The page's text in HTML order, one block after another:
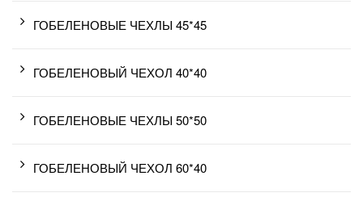
ГОБЕЛЕНОВЫЕ ЧЕХЛЫ 45*45
ГОБЕЛЕНОВЫЙ ЧЕХОЛ 40*40
ГОБЕЛЕНОВЫЕ ЧЕХЛЫ 50*50
ГОБЕЛЕНОВЫЙ ЧЕХОЛ 60*40